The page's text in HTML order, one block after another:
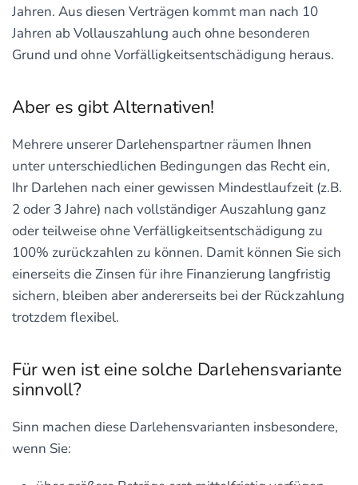
Jahren. Aus diesen Verträgen kommt man nach 10
Jahren ab Vollauszahlung auch ohne besonderen
Grund und ohne Vorfälligkeitsentschädigung heraus.
Aber es gibt Alternativen!
Mehrere unserer Darlehenspartner räumen Ihnen
unter unterschiedlichen Bedingungen das Recht ein,
Ihr Darlehen nach einer gewissen Mindestlaufzeit (z.B.
2 oder 3 Jahre) nach vollständiger Auszahlung ganz
oder teilweise ohne Verfälligkeitsentschädigung zu
100% zurückzahlen zu können. Damit können Sie sich
einerseits die Zinsen für ihre Finanzierung langfristig
sichern, bleiben aber andererseits bei der Rückzahlung
trotzdem flexibel.
Für wen ist eine solche Darlehensvariante
sinnvoll?
Sinn machen diese Darlehensvarianten insbesondere,
wenn Sie: